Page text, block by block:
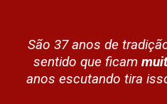
São 37 anos de
sentido que ficam
anos escutando tira